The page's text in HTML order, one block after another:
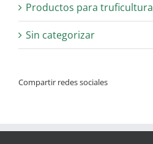
Productos para truficultura
Sin categorizar
Compartir redes sociales